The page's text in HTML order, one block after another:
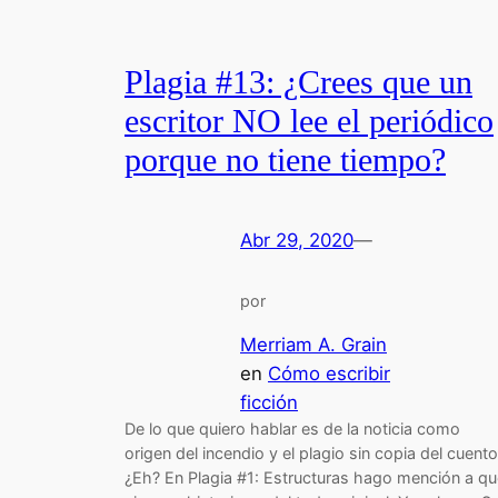
Plagia #13: ¿Crees que un
escritor NO lee el periódico
porque no tiene tiempo?
Abr 29, 2020—
por
Merriam A. Grain
en Cómo escribir
ficción
De lo que quiero hablar es de la noticia como
origen del incendio y el plagio sin copia del
¿Eh? En Plagia #1: Estructuras hago mención a